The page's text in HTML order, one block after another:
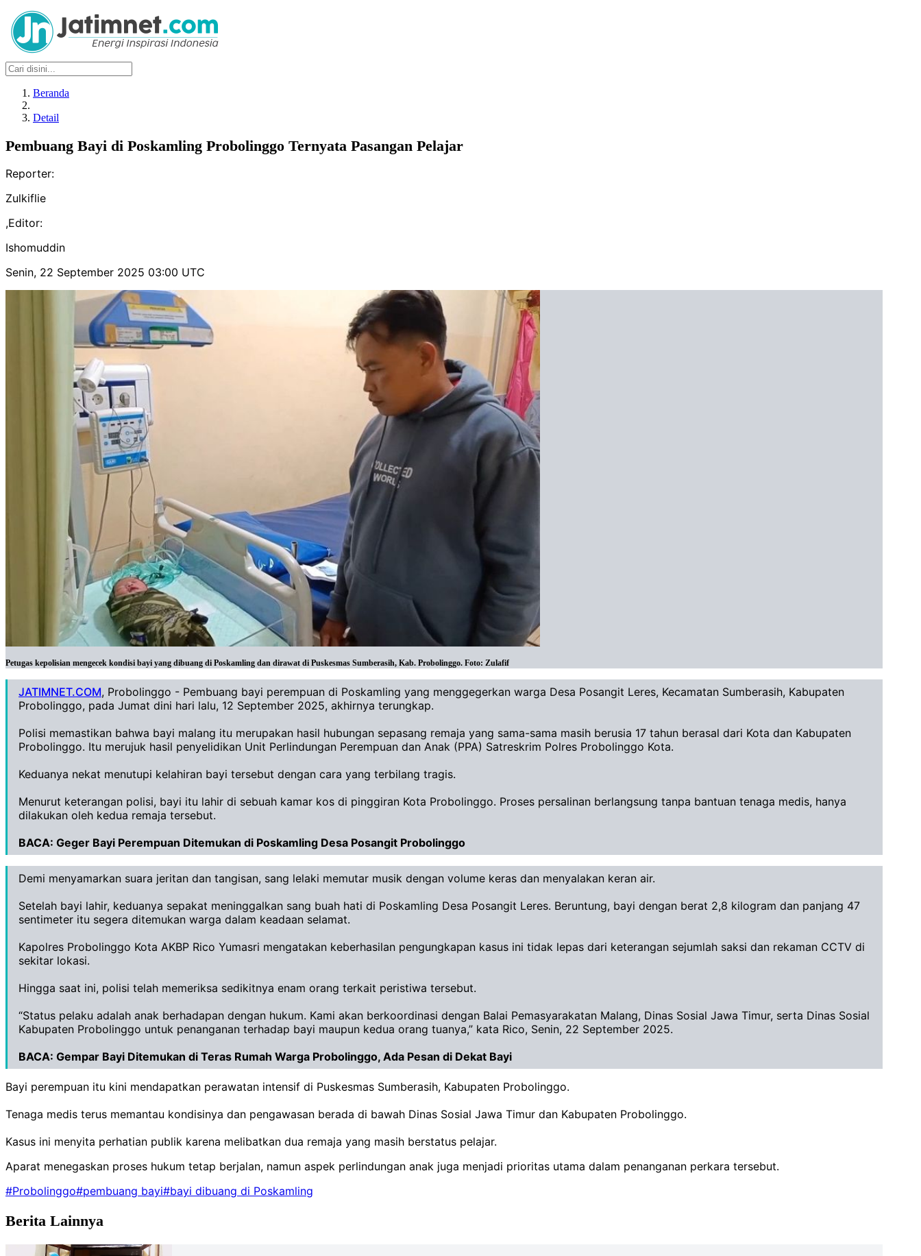
Beranda
Detail
Pembuang Bayi di Poskamling Probolinggo Ternyata Pasangan Pelajar
Reporter:
Zulkiflie
,Editor:
Ishomuddin
Senin, 22 September 2025 03:00 UTC
Petugas kepolisian mengecek kondisi bayi yang dibuang di Poskamling dan dirawat di Puskesmas Sumberasih, Kab. Probolinggo. Foto: Zulafif
JATIMNET.COM, Probolinggo - Pembuang bayi perempuan di Poskamling yang menggegerkan warga Desa Posangit Leres, Kecamatan Sumberasih, Kabupaten
Probolinggo, pada Jumat dini hari lalu, 12 September 2025, akhirnya terungkap.
‎Polisi memastikan bahwa bayi malang itu merupakan hasil hubungan sepasang remaja yang sama-sama masih berusia 17 tahun berasal dari Kota dan Kabupaten
Probolinggo. Itu merujuk hasil penyelidikan Unit Perlindungan Perempuan dan Anak (PPA) Satreskrim Polres Probolinggo Kota.
Keduanya nekat menutupi kelahiran bayi tersebut dengan cara yang terbilang tragis.
‎Menurut keterangan polisi, bayi itu lahir di sebuah kamar kos di pinggiran Kota Probolinggo. Proses persalinan berlangsung tanpa bantuan tenaga medis, hanya
dilakukan oleh kedua remaja tersebut.
BACA: Geger Bayi Perempuan Ditemukan di Poskamling Desa Posangit Probolinggo
‎Demi menyamarkan suara jeritan dan tangisan, sang lelaki memutar musik dengan volume keras dan menyalakan keran air.
‎Setelah bayi lahir, keduanya sepakat meninggalkan sang buah hati di Poskamling Desa Posangit Leres. Beruntung, bayi dengan berat 2,8 kilogram dan panjang 47
sentimeter itu segera ditemukan warga dalam keadaan selamat.
‎Kapolres Probolinggo Kota AKBP Rico Yumasri mengatakan keberhasilan pengungkapan kasus ini tidak lepas dari keterangan sejumlah saksi dan rekaman CCTV di
sekitar lokasi.
‎Hingga saat ini, polisi telah memeriksa sedikitnya enam orang terkait peristiwa tersebut.
‎“Status pelaku adalah anak berhadapan dengan hukum. Kami akan berkoordinasi dengan Balai Pemasyarakatan Malang, Dinas Sosial Jawa Timur, serta Dinas Sosial
Kabupaten Probolinggo untuk penanganan terhadap bayi maupun kedua orang tuanya,” kata Rico, Senin, 22 September 2025.
BACA: Gempar Bayi Ditemukan di Teras Rumah Warga Probolinggo, Ada Pesan di Dekat Bayi
‎Bayi perempuan itu kini mendapatkan perawatan intensif di Puskesmas Sumberasih, Kabupaten Probolinggo.
‎Tenaga medis terus memantau kondisinya dan pengawasan berada di bawah Dinas Sosial Jawa Timur dan Kabupaten Probolinggo.
‎Kasus ini menyita perhatian publik karena melibatkan dua remaja yang masih berstatus pelajar.
Aparat menegaskan proses hukum tetap berjalan, namun aspek perlindungan anak juga menjadi prioritas utama dalam penanganan perkara tersebut.
#Probolinggo#pembuang bayi#bayi dibuang di Poskamling
Berita Lainnya